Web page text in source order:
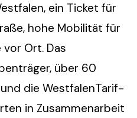
ein Ticket für
hohe Mobilität für
Ort. Das
über 60
die WestfalenTarif-
in Zusammenarbeit